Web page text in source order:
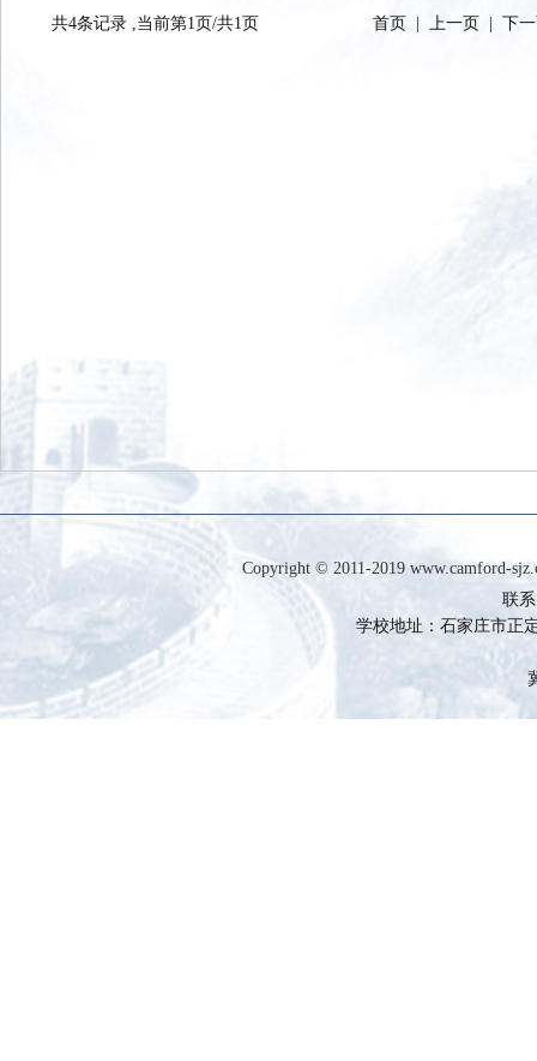
共4条记录 ,当前第1页/共1页 首页 上一页 下
Copyright © 2011-2019 www.camford-
联
学校地址：石家庄市正